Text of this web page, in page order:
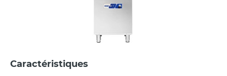
Caractéristiques